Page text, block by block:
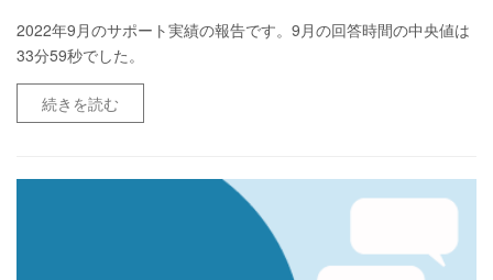
2022年9月のサポート実績の報告です。9月の回答時間の中央値は
33分59秒でした。
続きを読む